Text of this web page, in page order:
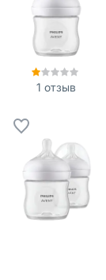
1 отзыв